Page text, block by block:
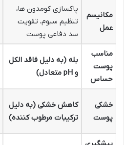
مکانیسم
عمل
پاکسازی کومدون ها،
تنظیم سبوم، تقویت
سد دفاعی پوست
مناسب
پوست
حساس
بله (به دلیل فاقد الکل
و pH متعادل)
خشکی
پوست
کاهش خشکی (به دلیل
ترکیبات مرطوب کننده)